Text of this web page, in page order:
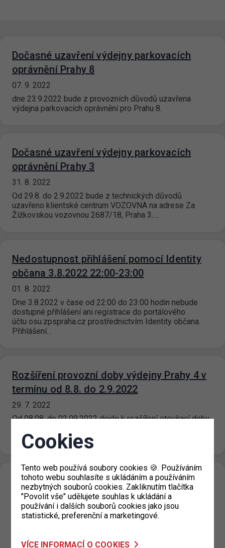
Dočasné uzavření výdejny parkovacích
oprávnění Prahy 8
07. 9. 2022
dne 23.9.2022 bude z provozních důvodů uzavřena
výdejna parkovacích oprávnění pro Prahu 8.
Dočasné uzavření výdejny parkovacích
oprávnění Prahy 3
31. 8. 2022
Od 29.8. do 2.9.2022 bude z technických důvodů
uzavřeno klientské centrum VOZOVNA na adrese Za
Žižkovskou vozovnou 2687/18, Praha 3.…
Nedostupnost přihlášení pomocí Identity
občana 3.8.2022 22:00-23:00
01. 8. 2022
Dne 3.8.2022 v čase od 22:00 do 23:00 hodin nebude
dostupné přihlášení ani registrace do portálového
účtu osu.zpspraha.cz prostřednictvím Identity občana.
Přihlášení…
Rozšíření provozní doby výdejny Prahy 4 v
termínu od 8.8. do 2.9.2022
29. 7. 2022
Od 08.08. do 02.09.2022 dojde k rozšíření otevírací doby
historické Nuselské radnice, Táborská…
Dočasné uzavření výdejny KC Vozovna pro
Prahu 3
19. 7. 2022
od 18.7. do 5.8.2022 dočasně uzavřeno. Pro…
Cookies
Tento web používá soubory cookies 🍪. Používáním
tohoto webu souhlasíte s ukládáním a používáním
nezbytných souborů cookies. Zakliknutím tlačítka
"Povolit vše" udělujete souhlas k ukládání a
používání i dalších souborů cookies jako jsou
statistické, preferenční a marketingové.
VÍCE INFORMACÍ O COOKIES